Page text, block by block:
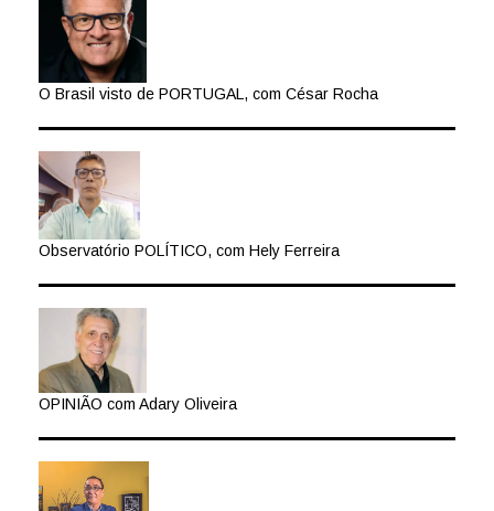
O Brasil visto de PORTUGAL, com César Rocha
Observatório POLÍTICO, com Hely Ferreira
OPINIÃO com Adary Oliveira